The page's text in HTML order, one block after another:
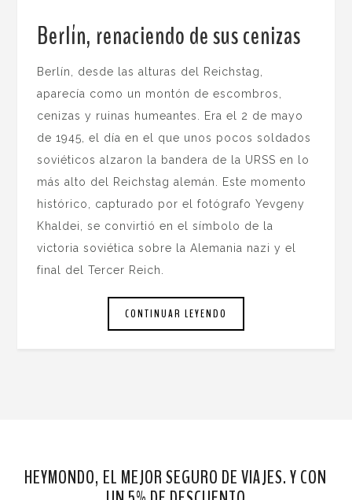
Berlín, renaciendo de sus cenizas
Berlín, desde las alturas del Reichstag,
aparecía como un montón de escombros,
cenizas y ruinas humeantes. Era el 2 de mayo
de 1945, el día en el que unos pocos soldados
soviéticos alzaron la bandera de la URSS en lo
más alto del Reichstag alemán. Este momento
histórico, capturado por el fotógrafo Yevgeny
Khaldei, se convirtió en el símbolo de la
victoria soviética sobre la Alemania nazi y el
final del Tercer Reich.
CONTINUAR LEYENDO
HEYMONDO, EL MEJOR SEGURO DE VIAJES. Y CON